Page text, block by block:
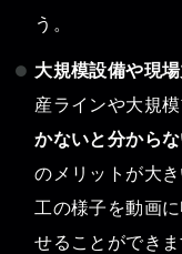
う。
大規模設備や現
産ラインや大規
かないと分から
のメリットが大
工の様子を動画
せることができ